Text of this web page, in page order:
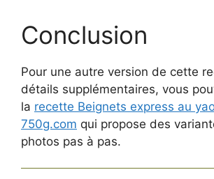
Conclusion
Pour une autre version de cette
détails supplémentaires, vous
la recette Beignets express au
750g.com qui propose des
photos pas à pas.